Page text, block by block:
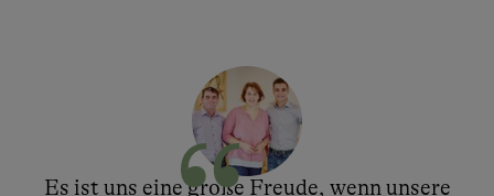
Es ist uns eine große Freude, wenn unsere